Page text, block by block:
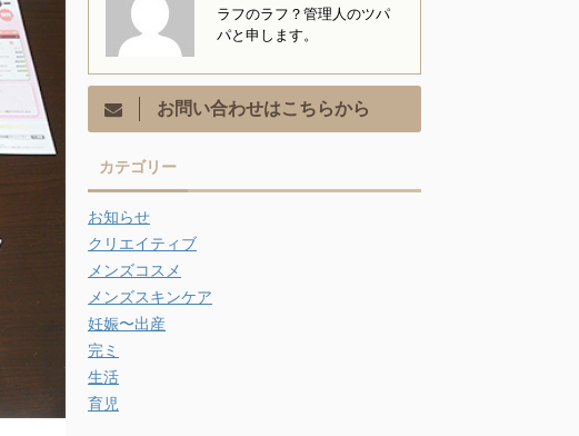
ラフのラフ？管理人のツパ
パと申します。
お問い合わせはこちらから
カテゴリー
お知らせ
クリエイティブ
メンズコスメ
メンズスキンケア
妊娠〜出産
完ミ
生活
育児